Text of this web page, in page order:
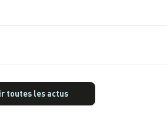
toutes les actus